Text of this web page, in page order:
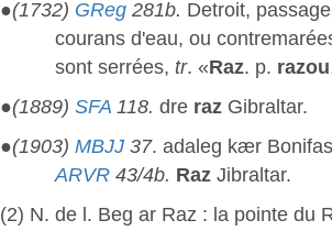
●(1732) GReg 281b. Detroit,
courans d'eau, ou
sont serrées, tr. «Raz. p. razou
●(1889) SFA 118. dre raz Gibraltar.
●(1903) MBJJ 37. adaleg kær
ARVR 43/4b. Raz Jibraltar.
(2) N. de l. Beg ar Raz : la pointe du